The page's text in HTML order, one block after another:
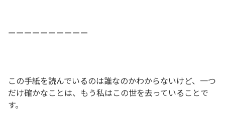
ーーーーーーーーーー
この手紙を読んでいるのは誰なのかわからないけど、一つ
だけ確かなことは、もう私はこの世を去っていることで
す。